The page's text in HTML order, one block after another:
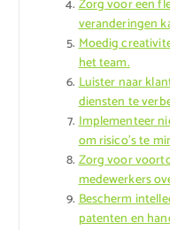
Zorg voor een
veranderingen
Moedig
het team.
Luister naar
diensten te
Implementeer
om risico’s te
Zorg voor
medewerkers
Bescherm
patenten en